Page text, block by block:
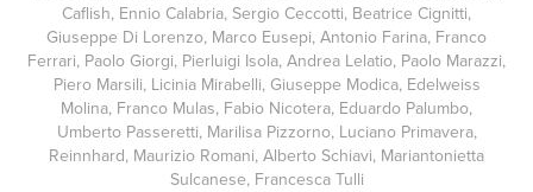
Caflish, Ennio Calabria, Sergio Ceccotti, Beatrice Cignitti,
Giuseppe Di Lorenzo, Marco Eusepi, Antonio Farina, Franco
Ferrari, Paolo Giorgi, Pierluigi Isola, Andrea Lelatio, Paolo Marazzi,
Piero Marsili, Licinia Mirabelli, Giuseppe Modica, Edelweiss
Molina, Franco Mulas, Fabio Nicotera, Eduardo Palumbo,
Umberto Passeretti, Marilisa Pizzorno, Luciano Primavera,
Reinnhard, Maurizio Romani, Alberto Schiavi, Mariantonietta
Sulcanese, Francesca Tulli